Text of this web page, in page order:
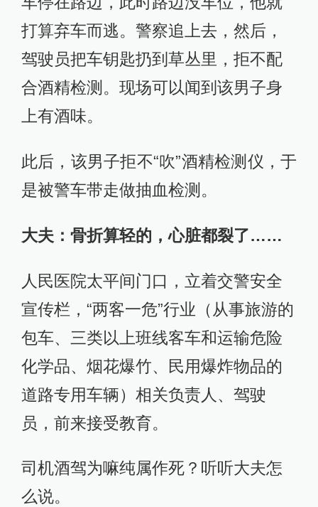
打算弃车而逃。警察追上去，然后，
驾驶员把车钥匙扔到草丛里，拒不配
合酒精检测。现场可以闻到该男子身
上有酒味。
此后，该男子拒不“吹”酒精检测仪，于
是被警车带走做抽血检测。
大夫：骨折算轻的，心脏都裂了……
人民医院太平间门口，立着交警安全
宣传栏，“两客一危”行业（从事旅游的
包车、三类以上班线客车和运输危险
化学品、烟花爆竹、民用爆炸物品的
道路专用车辆）相关负责人、驾驶
员，前来接受教育。
司机酒驾为嘛纯属作死？听听大夫怎
么说。